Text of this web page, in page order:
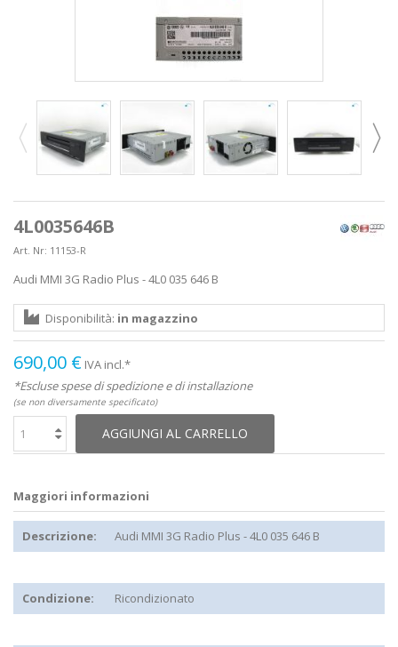
4L0035646B
Art. Nr: 11153-R
Audi MMI 3G Radio Plus - 4L0 035 646 B
Disponibilità: in magazzino
690,00 € IVA incl.*
*Escluse spese di spedizione e di installazione
(se non diversamente specificato)
AGGIUNGI AL CARRELLO
Maggiori informazioni
Descrizione: Audi MMI 3G Radio Plus - 4L0 035 646 B
Condizione: Ricondizionato